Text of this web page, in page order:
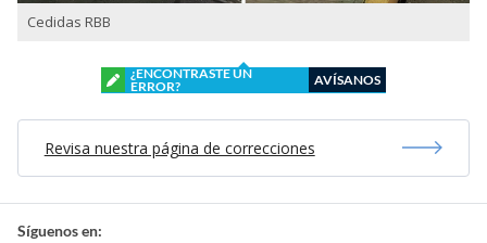
Cedidas RBB
¿ENCONTRASTE UN
ERROR?
AVÍSANOS
Revisa nuestra página de correcciones
Síguenos en: